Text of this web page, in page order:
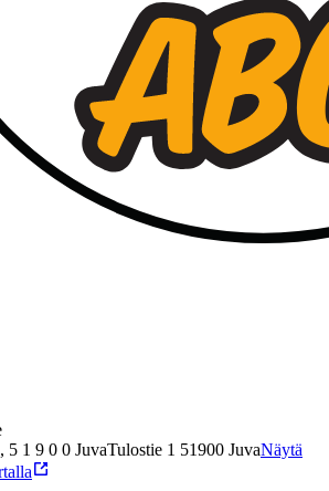
5 1 9 0 0 JuvaTulostie 1 51900 JuvaNäytä